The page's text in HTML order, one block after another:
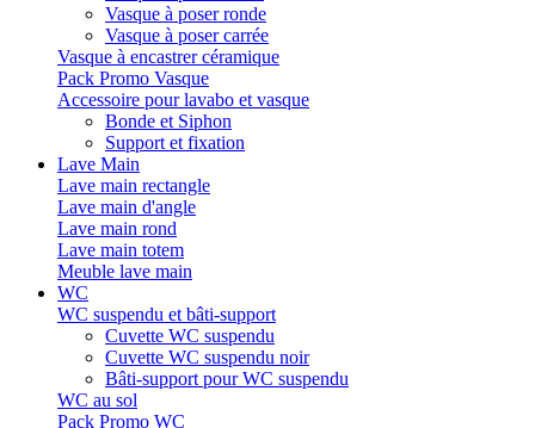
Vasque à poser ronde
Vasque à poser carrée
Vasque à encastrer céramique
Pack Promo Vasque
Accessoire pour lavabo et vasque
Bonde et Siphon
Support et fixation
Lave Main
Lave main rectangle
Lave main d'angle
Lave main rond
Lave main totem
Meuble lave main
WC
WC suspendu et bâti-support
Cuvette WC suspendu
Cuvette WC suspendu noir
Bâti-support pour WC suspendu
WC au sol
Pack Promo WC